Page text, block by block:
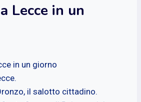
Lecce in un
in un giorno
il salotto cittadino.